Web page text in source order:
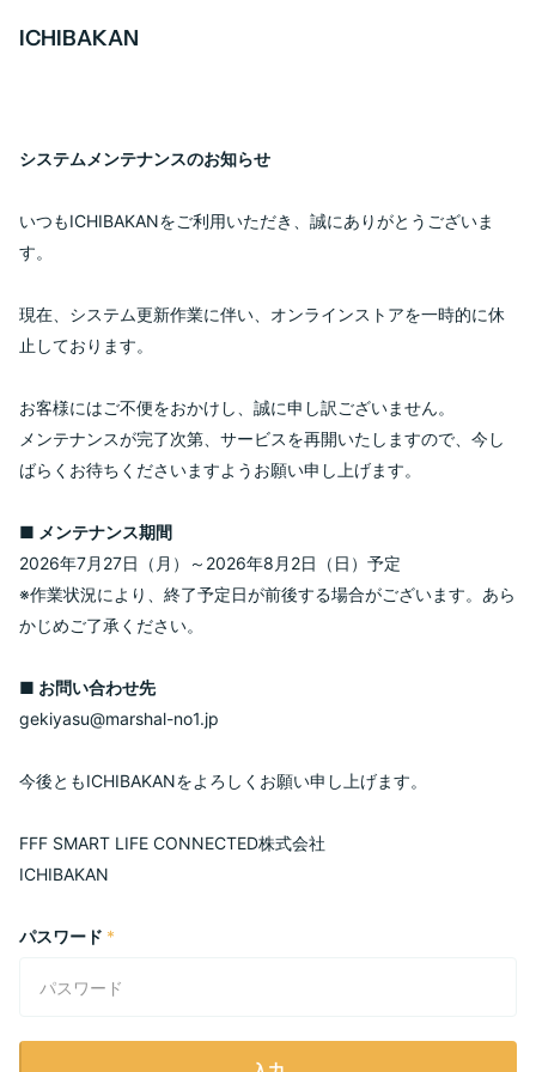
ICHIBAKAN
システムメンテナンスのお知らせ
いつもICHIBAKANをご利用いただき、誠にありがとうございま
す。
現在、システム更新作業に伴い、オンラインストアを一時的に休
止しております。
お客様にはご不便をおかけし、誠に申し訳ございません。
メンテナンスが完了次第、サービスを再開いたしますので、今し
ばらくお待ちくださいますようお願い申し上げます。
■ メンテナンス期間
2026年7月27日（月）～2026年8月2日（日）予定
※作業状況により、終了予定日が前後する場合がございます。あら
かじめご了承ください。
■ お問い合わせ先
gekiyasu@marshal-no1.jp
今後ともICHIBAKANをよろしくお願い申し上げます。
FFF SMART LIFE CONNECTED株式会社
ICHIBAKAN
パスワード *